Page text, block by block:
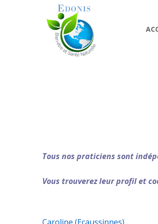
Tous nos praticiens sont
Vous trouverez leur profil et